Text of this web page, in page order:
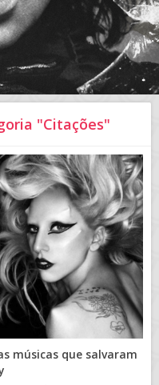
"Citações"
músicas que salvaram